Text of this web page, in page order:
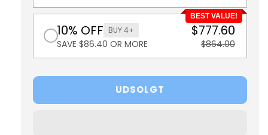
BEST VALUE!
10% OFF BUY 4+
SAVE $86.40 OR MORE
$777.60
$864.00
UDSOLGT